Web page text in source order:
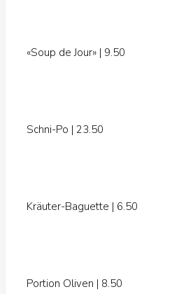
«Soup de Jour» | 9.50
Schni-Po | 23.50
Kräuter-Baguette | 6.50
Portion Oliven | 8.50